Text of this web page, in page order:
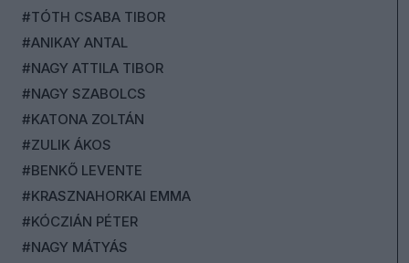
#TÓTH CSABA TIBOR
#ANIKAY ANTAL
#NAGY ATTILA TIBOR
#NAGY SZABOLCS
#KATONA ZOLTÁN
#ZULIK ÁKOS
#BENKŐ LEVENTE
#KRASZNAHORKAI EMMA
#KÓCZIÁN PÉTER
#NAGY MÁTYÁS